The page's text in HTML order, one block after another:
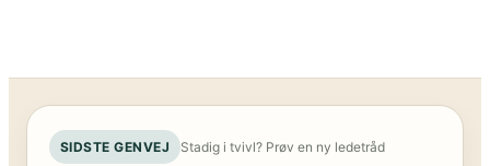
SIDSTE GENVEJ Stadig i tvivl? Prøv en ny ledetråd